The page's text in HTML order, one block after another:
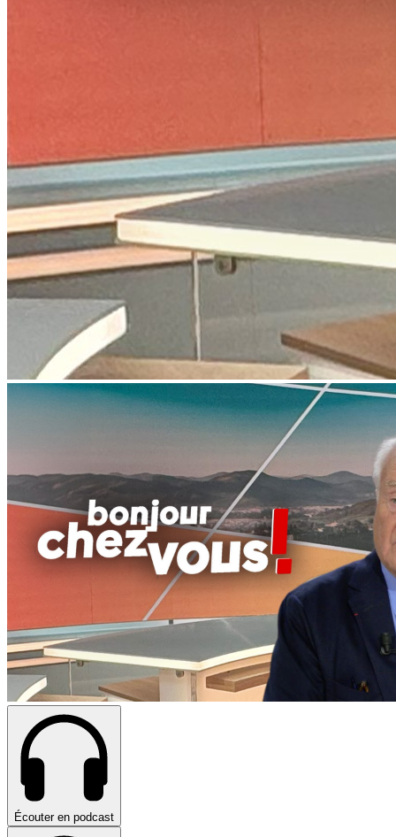
Écouter en podcast